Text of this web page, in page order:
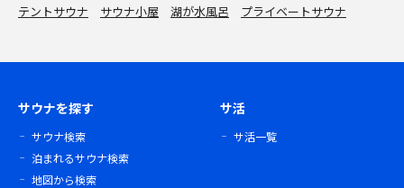
テントサウナ
サウナ小屋 湖が水風呂 プライベートサウナ
サウナを探す
サウナ検索
泊まれるサウナ検索
地図から検索
サ活
サ活一覧